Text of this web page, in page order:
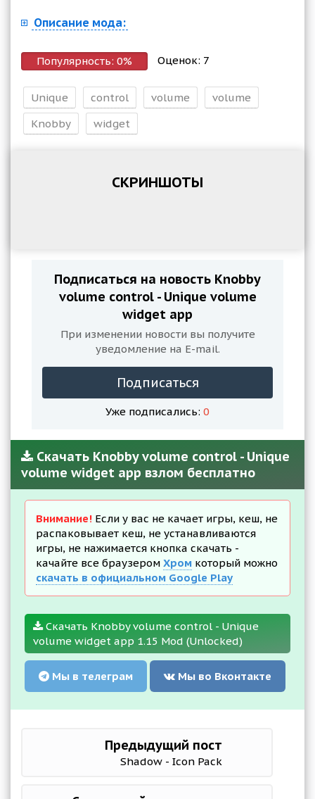
Описание мода:
Популярность: 0% Оценок: 7
Unique control volume
volume
Knobby
widget
СКРИНШОТЫ
Подписаться на новость Knobby
volume control - Unique volume
widget app
При изменении новости вы получите
уведомление на E-mail.
Подписаться
Уже подписались: 0
Скачать Knobby volume control - Unique
volume widget app взлом бесплатно
Внимание! Если у вас не качает игры, кеш, не
распаковывает кеш, не устанавливаются
игры, не нажимается кнопка скачать -
качайте все браузером Хром который можно
скачать в официальном Google Play
Скачать Knobby volume control - Unique
volume widget app 1.15 Mod (Unlocked)
Мы в телеграм Мы во Вконтакте
Предыдущий пост
Shadow - Icon Pack